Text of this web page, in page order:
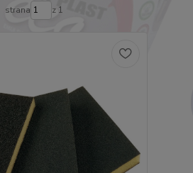
strana z 1